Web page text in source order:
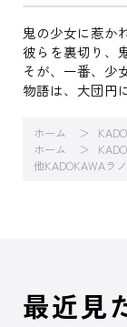
鬼の少女に惹か
彼らを裏切り、
そが、一番、少
物語は、大団円
ホーム
ホーム
他KADOKAWAラ
最近見